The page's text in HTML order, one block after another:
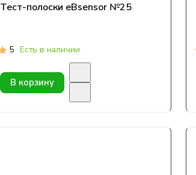
Тест-полоски eBsensor №25
5 Есть в наличии
В корзину